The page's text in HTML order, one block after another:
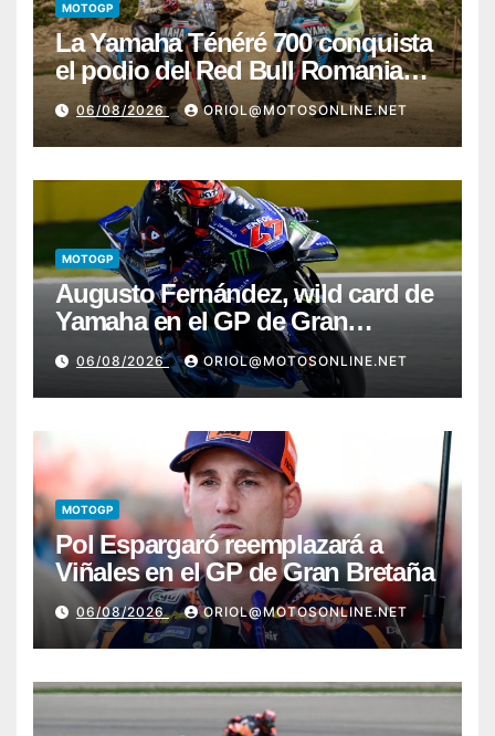
MOTOGP
La Yamaha Ténéré 700 conquista
el podio del Red Bull Romaniacs
2026 con Pol Tarrés
06/08/2026 ORIOL@MOTOSONLINE.NET
MOTOGP
Augusto Fernández, wild card de
Yamaha en el GP de Gran
Bretaña
06/08/2026 ORIOL@MOTOSONLINE.NET
MOTOGP
Pol Espargaró reemplazará a
Viñales en el GP de Gran Bretaña
06/08/2026 ORIOL@MOTOSONLINE.NET